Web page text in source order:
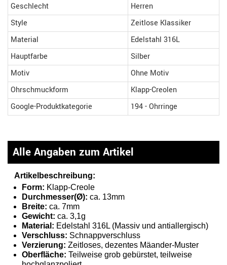
Geschlecht
Herren
Style
Zeitlose Klassiker
Material
Edelstahl 316L
Hauptfarbe
Silber
Motiv
Ohne Motiv
Ohrschmuckform
Klapp-Creolen
Google-Produktkategorie
194 - Ohrringe
Alle Angaben zum Artikel
Artikelbeschreibung:
Form: Klapp-Creole
Durchmesser(Ø): ca. 13mm
Breite: ca. 7mm
Gewicht: ca. 3,1g
Material: Edelstahl 316L (Massiv und antiallergisch)
Verschluss: Schnappverschluss
Verzierung: Zeitloses, dezentes Mäander-Muster
Oberfläche: Teilweise grob gebürstet, teilweise